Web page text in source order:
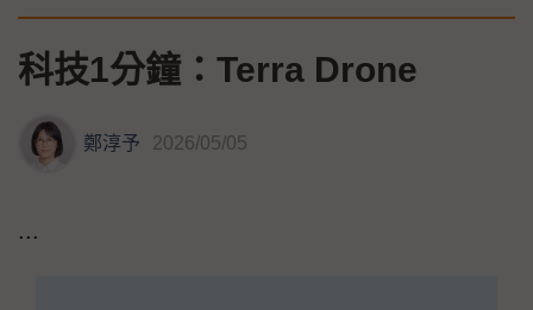
科技1分鐘：Terra Drone
鄭淳予 2026/05/05
...